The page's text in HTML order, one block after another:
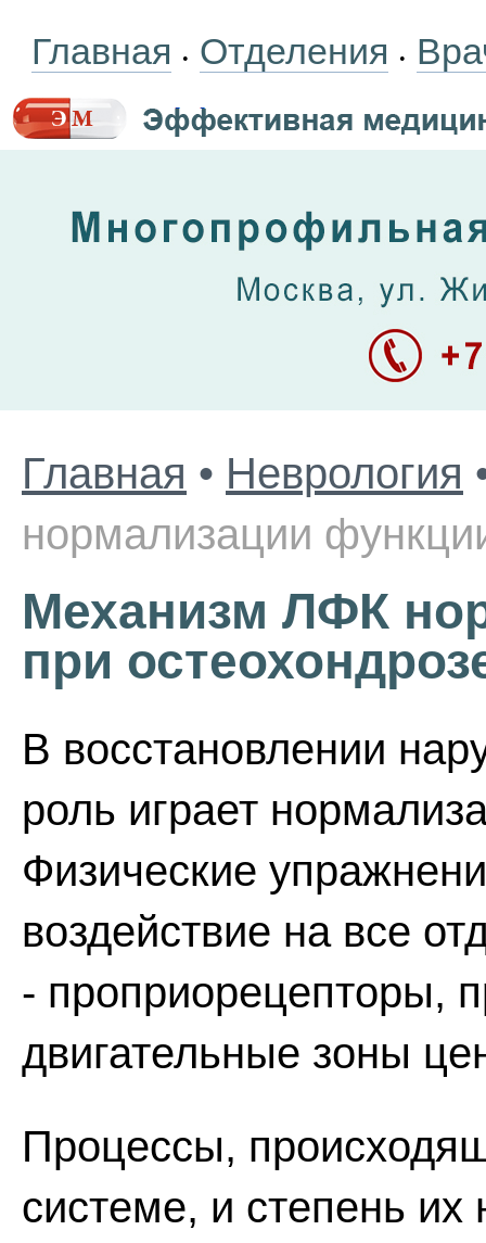
Главная • Отделения •
Главная • Неврология
нормализации
Механизм ЛФК
при
В восстановлении
роль играет
Физические
воздействие на все
- проприорецепторы,
двигательные зоны
Процессы,
системе, и степень